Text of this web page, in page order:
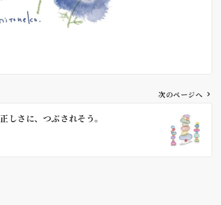
次のページへ
正しさに、つぶされそう。